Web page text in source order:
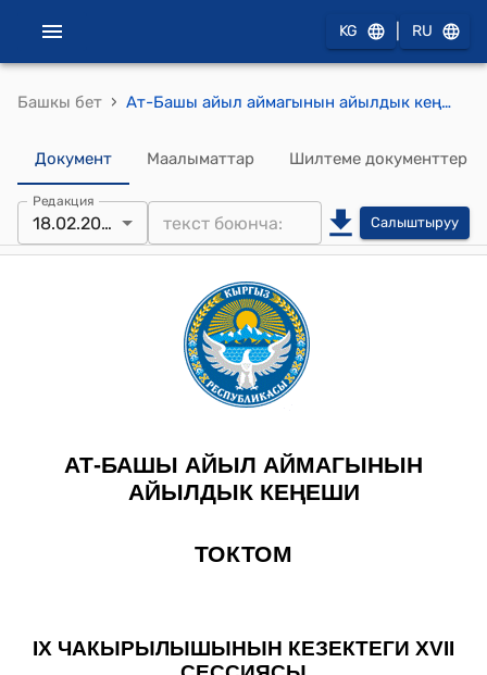
KG RU
Башкы бет › Ат-Башы айыл аймагынын айылдык кеңешинин 2026-жылдын 18-февралындагы № 8 "Ача-Кайыңды айылындагы “Социалисттик Эмгектин Баатыры Мамбетакунов Орозакун” атындагы бала бакчасына кошумча корпус курууга өздүк салым бөлүү жөнүндө" Токтому
Документ Маалыматтар Шилтеме документтер
Редакция
18.02.2026 Салыштыруу